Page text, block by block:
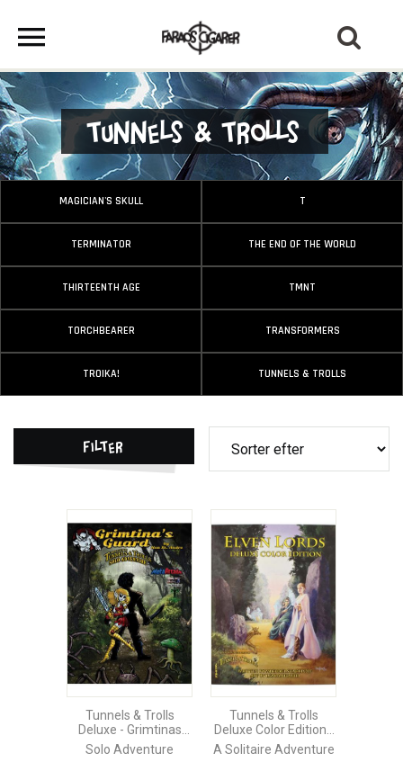
Tunnels & Trolls
MAGICIAN'S SKULL T
TERMINATOR THE END OF THE WORLD
THIRTEENTH AGE TMNT
TORCHBEARER TRANSFORMERS
TROIKA! TUNNELS & TROLLS
Filter
Tunnels & Trolls
Deluxe - Grimtinas
Guard
Solo Adventure
Tunnels & Trolls
Deluxe Color Edition -
Elven Lords
A Solitaire Adventure